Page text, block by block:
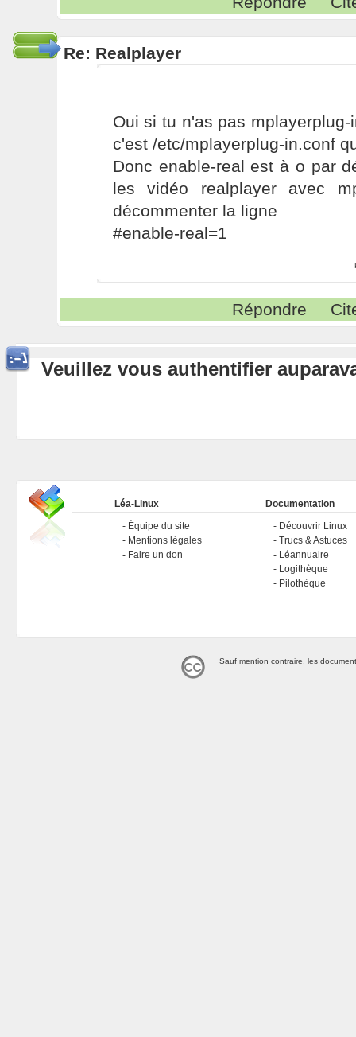
Re: Realplayer
Oui si tu n'as pas
c'est /etc/mplayerplug-in.conf
Donc enable-real est à o par
les vidéo realplayer avec
décommenter la ligne
#enable-real=1
Répondre
Veuillez vous authentifier
Léa-Linux
Équipe du site
Mentions légales
Faire un don
Documentation
Découvrir Linux
Trucs & Astuces
Léannuaire
Logithèque
Pilothèque
Sauf mention contraire, les